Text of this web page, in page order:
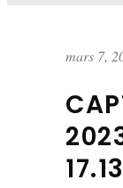
mars 7,